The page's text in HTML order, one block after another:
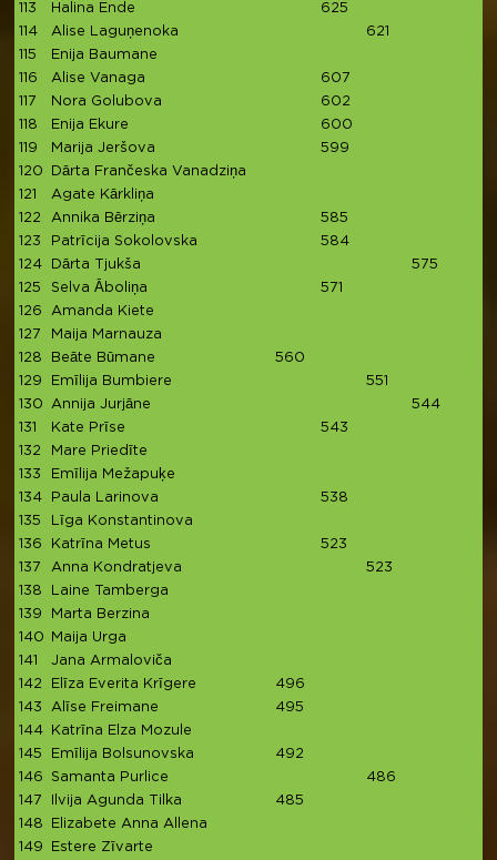
113
Halina Ende
625
114
Alise Laguņenoka
621
115
Enija Baumane
116
Alise Vanaga
607
117
Nora Golubova
602
118
Enija Ekure
600
119
Marija Jeršova
599
120
Dārta Frančeska Vanadziņa
121
Agate Kārkliņa
122
Annika Bērziņa
585
123
Patrīcija Sokolovska
584
124
Dārta Tjukša
575
125
Selva Āboliņa
571
126
Amanda Kiete
127
Maija Marnauza
128
Beāte Būmane
560
129
Emīlija Bumbiere
551
130
Annija Jurjāne
544
131
Kate Prīse
543
132
Mare Priedīte
133
Emīlija Mežapuķe
134
Paula Larinova
538
135
Līga Konstantinova
136
Katrīna Metus
523
137
Anna Kondratjeva
523
138
Laine Tamberga
139
Marta Berzina
140
Maija Urga
141
Jana Armaloviča
142
Elīza Everita Krīgere
496
143
Alīse Freimane
495
144
Katrīna Elza Mozule
145
Emīlija Bolsunovska
492
146
Samanta Purlice
486
147
Ilvija Agunda Tilka
485
148
Elizabete Anna Allena
149
Estere Zīvarte